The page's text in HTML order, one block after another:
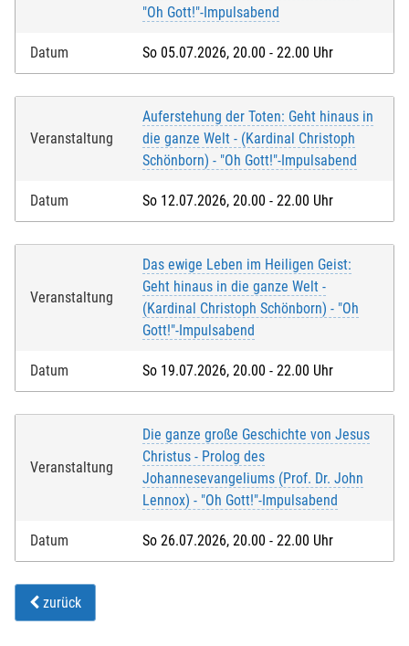
"Oh Gott!"-Impulsabend
Datum So 05.07.2026, 20.00 - 22.00 Uhr
Veranstaltung
Auferstehung der Toten: Geht hinaus in
die ganze Welt - (Kardinal Christoph
Schönborn) - "Oh Gott!"-Impulsabend
Datum So 12.07.2026, 20.00 - 22.00 Uhr
Veranstaltung
Das ewige Leben im Heiligen Geist:
Geht hinaus in die ganze Welt -
(Kardinal Christoph Schönborn) - "Oh
Gott!"-Impulsabend
Datum So 19.07.2026, 20.00 - 22.00 Uhr
Veranstaltung
Die ganze große Geschichte von Jesus
Christus - Prolog des
Johannesevangeliums (Prof. Dr. John
Lennox) - "Oh Gott!"-Impulsabend
Datum So 26.07.2026, 20.00 - 22.00 Uhr
zurück